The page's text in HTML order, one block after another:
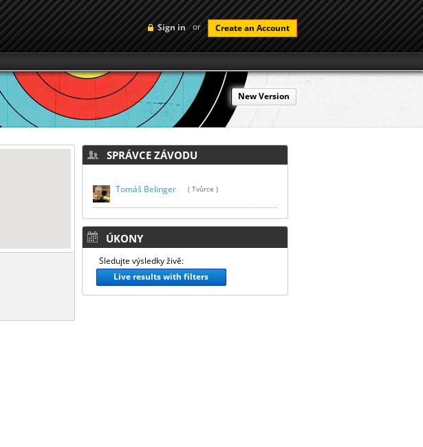
Sign in or Create an Account
New Version
SPRÁVCE ZÁVODU
Tomáš Belinger ( Tvůrce )
ÚKONY
Sledujte výsledky živě:
Live results with filters